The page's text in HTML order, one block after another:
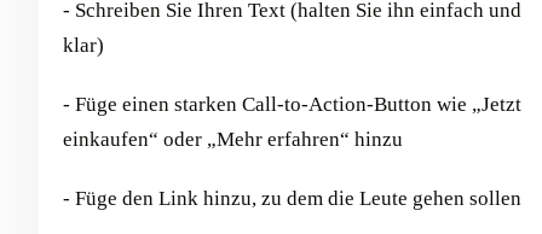
- Schreiben Sie Ihren Text (halten Sie ihn einfach und
klar)
- Füge einen starken Call-to-Action-Button wie „Jetzt
einkaufen“ oder „Mehr erfahren“ hinzu
- Füge den Link hinzu, zu dem die Leute gehen sollen